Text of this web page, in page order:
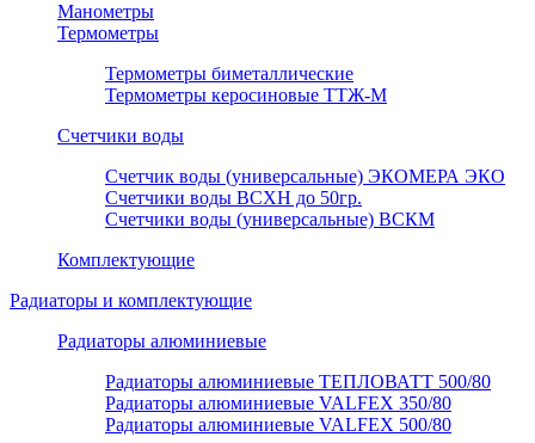
Манометры
Термометры
Термометры биметаллические
Термометры керосиновые ТТЖ-М
Счетчики воды
Счетчик воды (универсальные) ЭКОМЕРА ЭКО
Счетчики воды ВСХН до 50гр.
Счетчики воды (универсальные) ВСКМ
Комплектующие
Радиаторы и комплектующие
Радиаторы алюминиевые
Радиаторы алюминиевые ТЕПЛОВАТТ 500/80
Радиаторы алюминиевые VALFEX 350/80
Радиаторы алюминиевые VALFEX 500/80